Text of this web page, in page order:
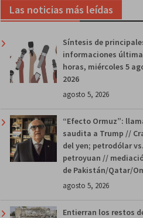
Las noticias más leídas
Síntesis de
informaciones
horas, miércoles 5
2026
agosto 5, 2026
“Efecto Ormuz”:
saudita a Trump //
del yen; petrodólar vs.
petroyuan //
de Pakistán/Qatar/
agosto 5, 2026
Entierran los restos